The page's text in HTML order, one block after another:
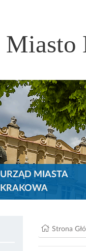
Miasto
URZĄD MIASTA
KRAKOWA
Strona